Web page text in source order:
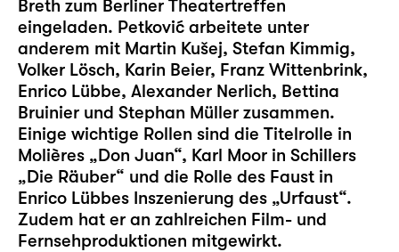
Breth zum Berliner Theatertreffen
eingeladen. Petković arbeitete unter
anderem mit Martin Kušej, Stefan Kimmig,
Volker Lösch, Karin Beier, Franz Wittenbrink,
Enrico Lübbe, Alexander Nerlich, Bettina
Bruinier und Stephan Müller zusammen.
Einige wichtige Rollen sind die Titelrolle in
Molières „Don Juan“, Karl Moor in Schillers
„Die Räuber“ und die Rolle des Faust in
Enrico Lübbes Inszenierung des „Urfaust“.
Zudem hat er an zahlreichen Film- und
Fernsehproduktionen mitgewirkt.